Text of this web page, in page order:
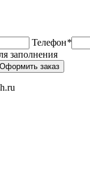
Телефон*
заполнения
Оформить заказ